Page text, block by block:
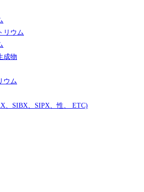
リウム
成物
ウム
、SIBX、SIPX、性、 ETC)